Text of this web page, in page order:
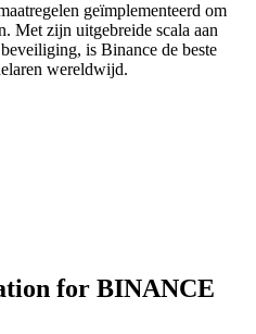
geïmplementeerd om
Met zijn uitgebreide scala aan
is Binance de beste
wereldwijd.
for BINANCE